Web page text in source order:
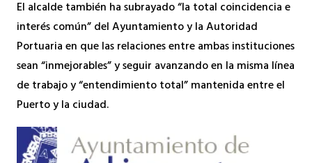
El alcalde también ha subrayado “la total coincidencia e
interés común” del Ayuntamiento y la Autoridad
Portuaria en que las relaciones entre ambas instituciones
sean “inmejorables” y seguir avanzando en la misma línea
de trabajo y “entendimiento total” mantenida entre el
Puerto y la ciudad.